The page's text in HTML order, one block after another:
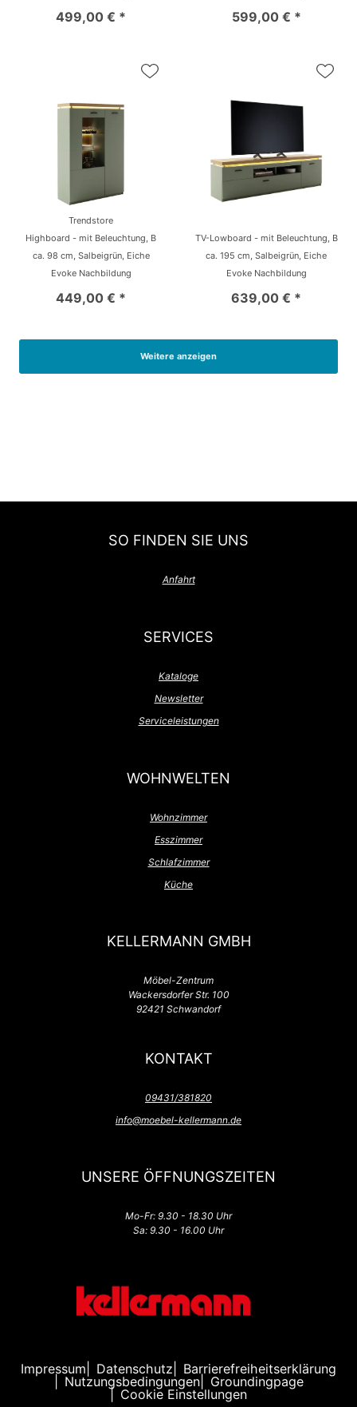
499,00 € * 599,00 € *
Trendstore
Highboard - mit Beleuchtung, B
ca. 98 cm, Salbeigrün, Eiche
Evoke Nachbildung
449,00 € *
TV-Lowboard - mit Beleuchtung, B
ca. 195 cm, Salbeigrün, Eiche
Evoke Nachbildung
639,00 € *
Weitere anzeigen
SO FINDEN SIE UNS
Anfahrt
SERVICES
Kataloge
Newsletter
Serviceleistungen
WOHNWELTEN
Wohnzimmer
Esszimmer
Schlafzimmer
Küche
KELLERMANN GMBH
Möbel-Zentrum
Wackersdorfer Str. 100
92421 Schwandorf
KONTAKT
09431/381820
info@moebel-kellermann.de
UNSERE ÖFFNUNGSZEITEN
Mo-Fr: 9.30 - 18.30 Uhr
Sa: 9.30 - 16.00 Uhr
Impressum Datenschutz
Barrierefreiheitserklärung
Nutzungsbedingungen
Groundingpage
Cookie Einstellungen